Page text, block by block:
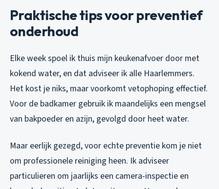
Praktische tips voor preventief
onderhoud
Elke week spoel ik thuis mijn keukenafvoer door met
kokend water, en dat adviseer ik alle Haarlemmers.
Het kost je niks, maar voorkomt vetophoping effectief.
Voor de badkamer gebruik ik maandelijks een mengsel
van bakpoeder en azijn, gevolgd door heet water.
Maar eerlijk gezegd, voor echte preventie kom je niet
om professionele reiniging heen. Ik adviseer
particulieren om jaarlijks een camera-inspectie en